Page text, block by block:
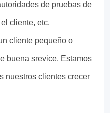
de pruebas de
cliente, etc.
cliente pequeño o
buena srevice. Estamos
nuestros clientes crecer